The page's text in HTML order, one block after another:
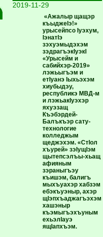
2019-11-29
«Ажалыр щащэр
къыджеIэ!»
урысейпсо Iуэхум,
IэнатIэ
зэхуэмыдэхэм
зэдрагъэкIуэкI
«Урысейм и
сабийхэр-2019»
лэжьыгъэм и
етIуанэ Iыхьэхэм
хиубыдэу,
республикэ МВД-м
и лэжьакIуэхэр
яхуэзащ
Къэбэрдей-
Балъкъэр сату-
технологие
колледжым
щеджэхэм. «СтIол
хъурей» зэIущIэм
щытепсэлъы-хьащ
афияным
зэраныгъэу
къишэм, балигъ
мыхъуахэр хабзэм
ебэкъуэныр, ахэр
щIэпхъаджагъэхэм
хашэныр
къэмыгъэхъуным
ехьэлIауэ
ящIапхъэм.